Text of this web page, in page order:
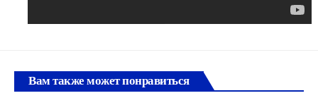
Вам также может понравиться